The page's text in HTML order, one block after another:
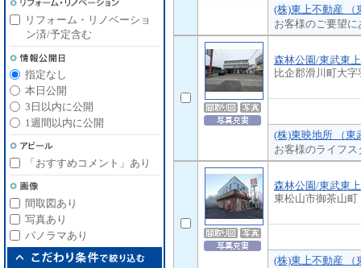
(株)東上不動産 （
お客様のご要望
森林公園/東武東
比企郡滑川町大字
(株)東映地所 （東
お客様のライフ
森林公園/東武東
東松山市御茶山町
(株)東上不動産 （
リフォーム・リノベーショ
ン済/予定含む
指定なし
本日公開
3日以内に公開
1週間以内に公開
「おすすめコメント」あり
間取図あり
写真あり
パノラマあり